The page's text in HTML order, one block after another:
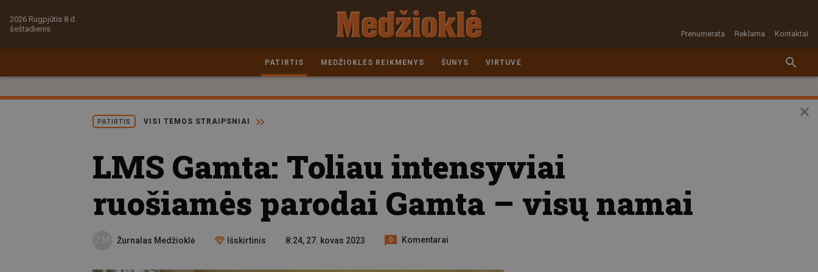
2026 Rugpjūtis 8 d.
šeštadienis
Prenumerata Reklama Kontaktai
PATIRTIS MEDŽIOKLĖS REIKMENYS ŠUNYS VIRTUVĖ
PATIRTIS VISI TEMOS STRAIPSNIAI
LMS Gamta: Toliau intensyviai
ruošiamės parodai Gamta – visų namai
Žurnalas Medžioklė Išskirtinis 8:24, 27. kovas 2023 0 Komentarai